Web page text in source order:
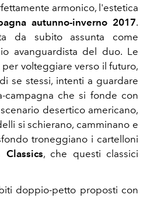
armonico, l'estetica
autunno-inverno 2017.
da subito assunta come
avanguardista del duo. Le
volteggiare verso il futuro,
se stessi, intenti a guardare
campagna che si fonde con
desertico americano,
si schierano, camminano e
troneggiano i cartelloni
Classics, che questi classici
doppio-petto proposti con